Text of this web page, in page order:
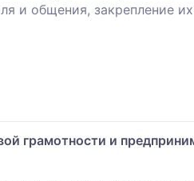
и общения, закрепление
грамотности и